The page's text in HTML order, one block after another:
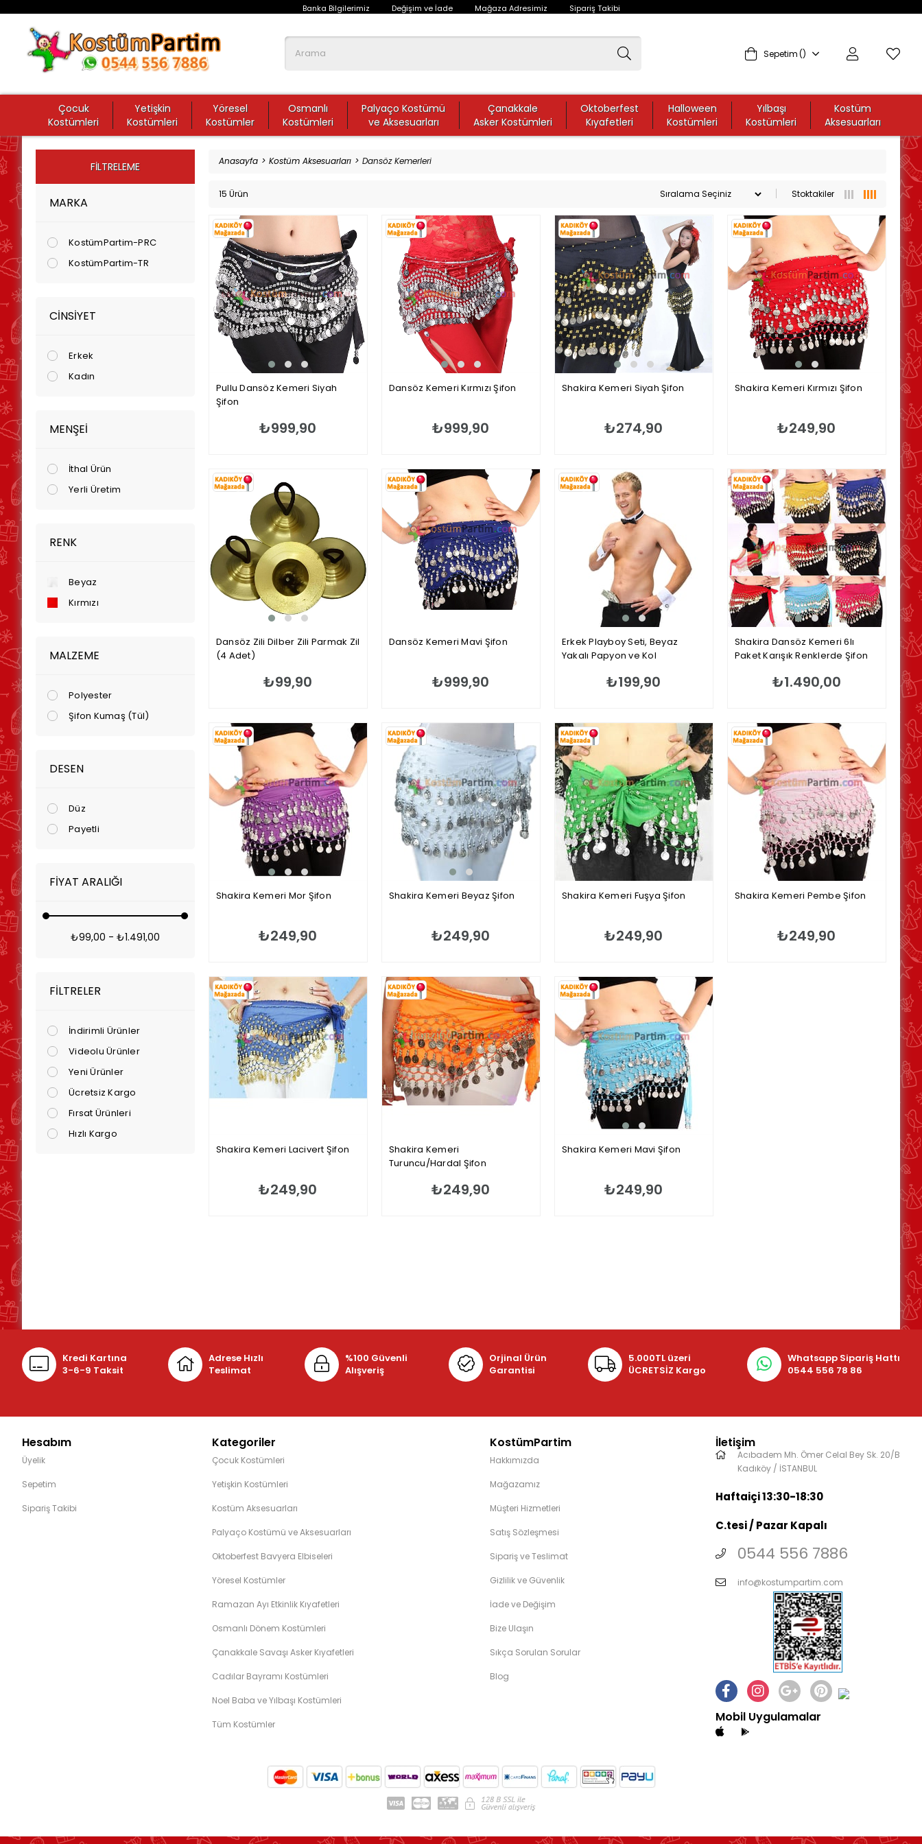
Banka Bilgilerimiz Değişim ve İade Mağaza Adresimiz Sipariş Takibi
Sepetim
Çocuk
Kostümleri
Yetişkin
Kostümleri
Yöresel
Kostümler
Osmanlı
Kostümleri
Palyaço Kostümü
ve Aksesuarları
Çanakkale
Asker Kostümleri
Oktoberfest
Kıyafetleri
Halloween
Kostümleri
Yılbaşı
Kostümleri
Kostüm
Aksesuarları
FILTRELEME
MARKA
KostümPartim-PRC
KostümPartim-TR
CINSIYET
Erkek
Kadın
MENŞEI
İthal Ürün
Yerli Üretim
RENK
Beyaz
Kırmızı
MALZEME
Polyester
Şifon Kumaş (Tül)
DESEN
Düz
Payetli
FIYAT ARALIĞI
₺99,00 - ₺1.491,00
FILTRELER
İndirimli Ürünler
Videolu Ürünler
Yeni Ürünler
Ücretsiz Kargo
Fırsat Ürünleri
Hızlı Kargo
Anasayfa Kostüm Aksesuarları Dansöz Kemerleri
Stoktakiler
15 Ürün
Pullu Dansöz Kemeri Siyah
Şifon
₺999,90
Dansöz Kemeri Kırmızı Şifon
₺999,90
Shakira Kemeri Siyah Şifon
₺274,90
Shakira Kemeri Kırmızı Şifon
₺249,90
Dansöz Zili Dilber Zili Parmak Zil
(4 Adet)
₺99,90
Dansöz Kemeri Mavi Şifon
₺999,90
Erkek Playboy Seti, Beyaz
Yakalı Papyon ve Kol
₺199,90
Shakira Dansöz Kemeri 6lı
Paket Karışık Renklerde Şifon
₺1.490,00
Shakira Kemeri Mor Şifon
₺249,90
Shakira Kemeri Beyaz Şifon
₺249,90
Shakira Kemeri Fuşya Şifon
₺249,90
Shakira Kemeri Pembe Şifon
₺249,90
Shakira Kemeri Lacivert Şifon
₺249,90
Shakira Kemeri
Turuncu/Hardal Şifon
₺249,90
Shakira Kemeri Mavi Şifon
₺249,90
Kredi Kartına
3-6-9 Taksit
Adrese Hızlı
Teslimat
%100 Güvenli
Alışveriş
Orjinal Ürün
Garantisi
5.000TL üzeri
ÜCRETSİZ Kargo
Whatsapp Sipariş Hattı
0544 556 78 86
Hesabım
Üyelik
Sepetim
Sipariş Takibi
Kategoriler
Çocuk Kostümleri
Yetişkin Kostümleri
Kostüm Aksesuarları
Palyaço Kostümü ve Aksesuarları
Oktoberfest Bavyera Elbiseleri
Yöresel Kostümler
Ramazan Ayı Etkinlik Kıyafetleri
Osmanlı Dönem Kostümleri
Çanakkale Savaşı Asker Kıyafetleri
Cadılar Bayramı Kostümleri
Noel Baba ve Yılbaşı Kostümleri
Tüm Kostümler
KostümPartim
Hakkımızda
Mağazamız
Müşteri Hizmetleri
Satış Sözleşmesi
Sipariş ve Teslimat
Gizlilik ve Güvenlik
İade ve Değişim
Bize Ulaşın
Sıkça Sorulan Sorular
Blog
İletişim
Acıbadem Mh. Ömer Celal Bey Sk. 20/B
Kadıköy / İSTANBUL
Haftaiçi 13:30-18:30
C.tesi / Pazar Kapalı
0544 556 7886
info@kostumpartim.com
Mobil Uygulamalar